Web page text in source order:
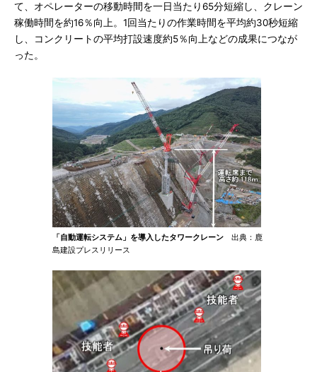
て、オペレーターの移動時間を一日当たり65分短縮し、クレーン
稼働時間を約16％向上。1回当たりの作業時間を平均約30秒短縮
し、コンクリートの平均打設速度約5％向上などの成果につなが
った。
「自動運転システム」を導入したタワークレーン 出典：鹿
島建設プレスリリース